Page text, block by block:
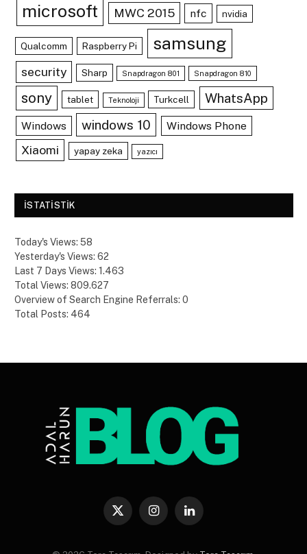
microsoft MWC 2015 nfc nvidia
Qualcomm Raspberry Pi samsung
security Sharp Snapdragon 801 Snapdragon 810
sony tablet Teknoloji Turkcell WhatsApp
Windows windows 10 Windows Phone
Xiaomi yapay zeka yazıcı
ISTATISTIK
Today's Views: 58
Yesterday's Views: 62
Last 7 Days Views: 1.463
Total Views: 809.627
Overview of Search Engine Referrals: 0
Total Posts: 464
X
InstagramLinkedIn